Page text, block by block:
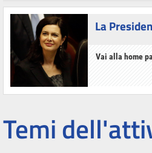
La
Vai alla home
Temi